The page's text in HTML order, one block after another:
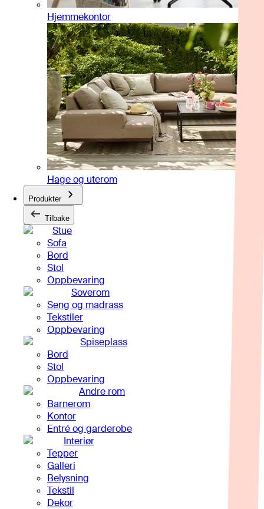
Hjemmekontor
Hage og uterom
Produkter
Tilbake
Stue
Sofa
Bord
Stol
Oppbevaring
Soverom
Seng og madrass
Tekstiler
Oppbevaring
Spiseplass
Bord
Stol
Oppbevaring
Andre rom
Barnerom
Kontor
Entré og garderobe
Interiør
Tepper
Galleri
Belysning
Tekstil
Dekor